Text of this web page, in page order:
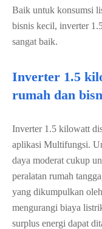
Baik untuk konsumsi
bisnis kecil, inverter
sangat baik.
Inverter 1.5
rumah dan
Inverter 1.5 kilowatt
aplikasi Multifungsi.
daya moderat cukup
peralatan rumah
yang dikumpulkan
mengurangi biaya
surplus energi dapat